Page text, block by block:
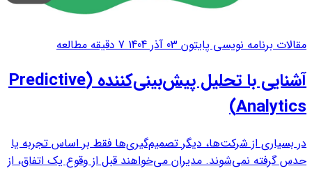
مقالات برنامه نویسی پایتون 03 آذر 1404 7 دقیقه مطالعه
آشنایی با تحلیل پیش‌بینی‌کننده (Predictive
Analytics)
در بسیاری از شرکت‌ها، دیگر تصمیم‌گیری‌ها فقط بر اساس تجربه یا
حدس گرفته نمی‌شوند. مدیران می‌خواهند قبل از وقوع یک اتفاق، از